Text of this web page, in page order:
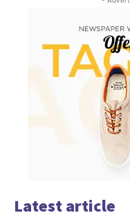
Latest article